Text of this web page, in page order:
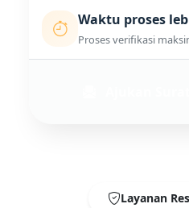
Waktu proses
Proses verifikasi
Layanan